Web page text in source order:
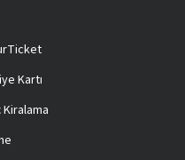
Kartı
Kiralama